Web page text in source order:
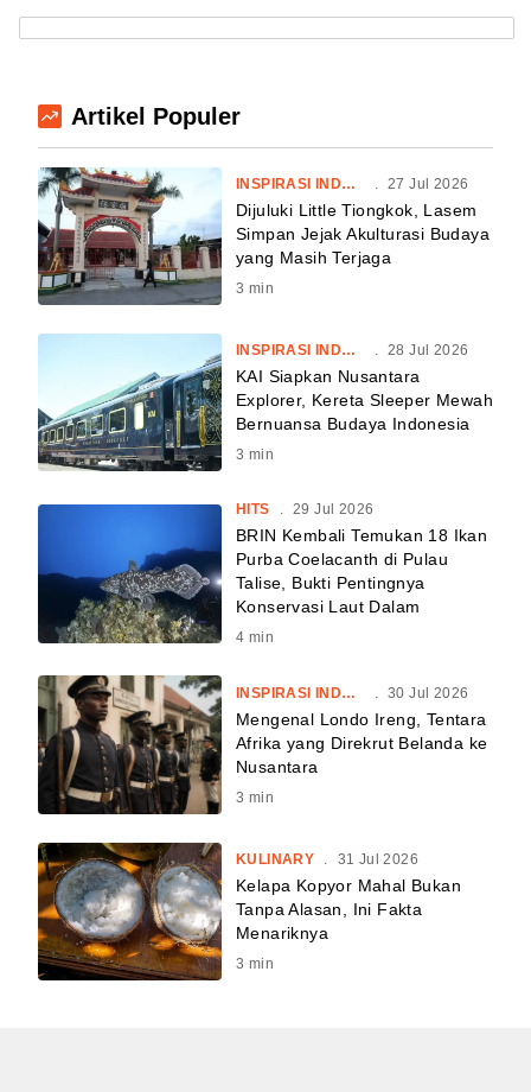
Artikel Populer
INSPIRASI INDONESIA . 27 Jul 2026
Dijuluki Little Tiongkok, Lasem
Simpan Jejak Akulturasi Budaya
yang Masih Terjaga
3 min
INSPIRASI INDONESIA . 28 Jul 2026
KAI Siapkan Nusantara
Explorer, Kereta Sleeper Mewah
Bernuansa Budaya Indonesia
3 min
HITS . 29 Jul 2026
BRIN Kembali Temukan 18 Ikan
Purba Coelacanth di Pulau
Talise, Bukti Pentingnya
Konservasi Laut Dalam
4 min
INSPIRASI INDONESIA 30 Jul 2026
Mengenal Londo Ireng, Tentara
Afrika yang Direkrut Belanda ke
Nusantara
3 min
KULINARY 31 Jul 2026
Kelapa Kopyor Mahal Bukan
Tanpa Alasan, Ini Fakta
Menariknya
3 min